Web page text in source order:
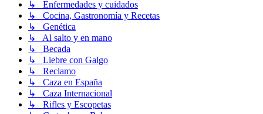
↳ Enfermedades y cuidados
↳ Cocina, Gastronomía y Recetas
↳ Genética
↳ Al salto y en mano
↳ Becada
↳ Liebre con Galgo
↳ Reclamo
↳ Caza en España
↳ Caza Internacional
↳ Rifles y Escopetas